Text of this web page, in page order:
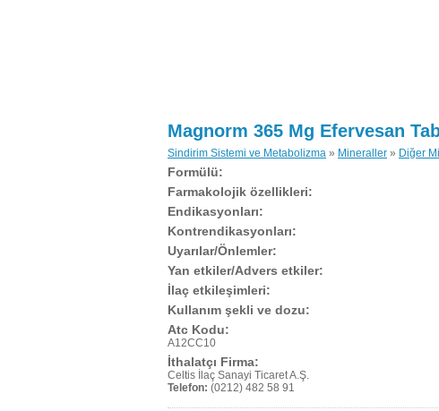
Magnorm 365 Mg Efervesan
Sindirim Sistemi ve Metabolizma » Mineraller » Diğer
Formülü:
Farmakolojik özellikleri:
Endikasyonları:
Kontrendikasyonları:
Uyarılar/Önlemler:
Yan etkiler/Advers etkiler:
İlaç etkileşimleri:
Kullanım şekli ve dozu:
Atc Kodu:
A12CC10
İthalatçı Firma:
Celtis İlaç Sanayi Ticaret A.Ş.
Telefon: (0212) 482 58 91